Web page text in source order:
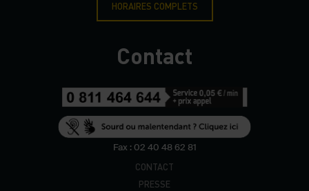
HORAIRES COMPLETS
Contact
Fax : 02 40 48 62 81
CONTACT
PRESSE